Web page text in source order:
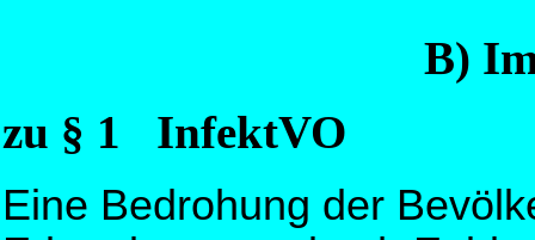
B)
zu § 1 InfektVO
Eine Bedrohung der